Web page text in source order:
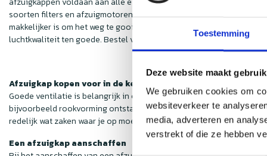
Toestemming
Deze website maakt
We gebruiken cookies om
websiteverkeer te
media, adverteren en
verstrekt of die ze hebben
soorten filters en afzuigmotoren, deze zijn ook hier op de site te
makkelijker is om het weg te gooien, hierdoor zal iedere
luchtkwaliteit ten goede. Bestel vandaag nog hoogwaardige
Afzuigkap kopen voor in de keuken
Goede ventilatie is belangrijk in elke ruimte van een huis of
bijvoorbeeld rookvorming ontstaat. Een ruimte die aan al deze
redelijk wat zaken waar je op moet letten bij de aanschaf van een
Een afzuigkap aanschaffen